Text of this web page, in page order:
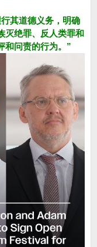
其道德义务，明确
灭绝罪、反人类罪和
和问责的行为。”